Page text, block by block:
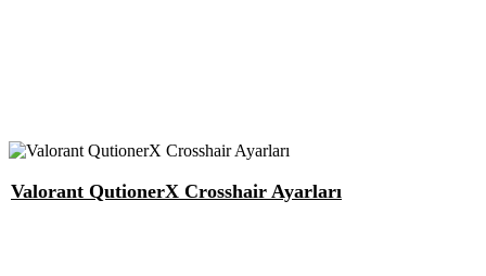
Valorant QutionerX Crosshair Ayarları